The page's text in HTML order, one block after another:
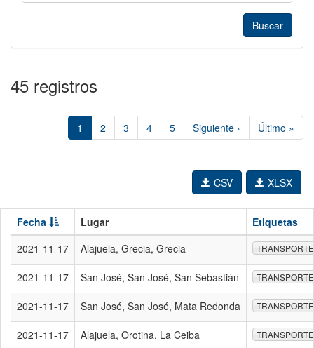
45 registros
1 2 3 4 5 Siguiente › Último »
XLSX
CSV
Fecha Lugar
Etiquetas
2021-11-17
Alajuela, Grecia, Grecia TRANSPORTE
2021-11-17 San José, San José, San Sebastián TRANSPORTE
2021-11-17 San José, San José, Mata Redonda TRANSPORTE
2021-11-17 Alajuela, Orotina, La Ceiba TRANSPORTE